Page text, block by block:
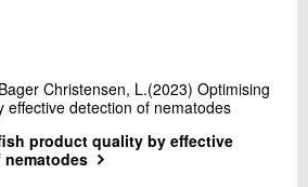
Christensen, L.(2023) Optimising
effective detection of nematodes
product quality by effective